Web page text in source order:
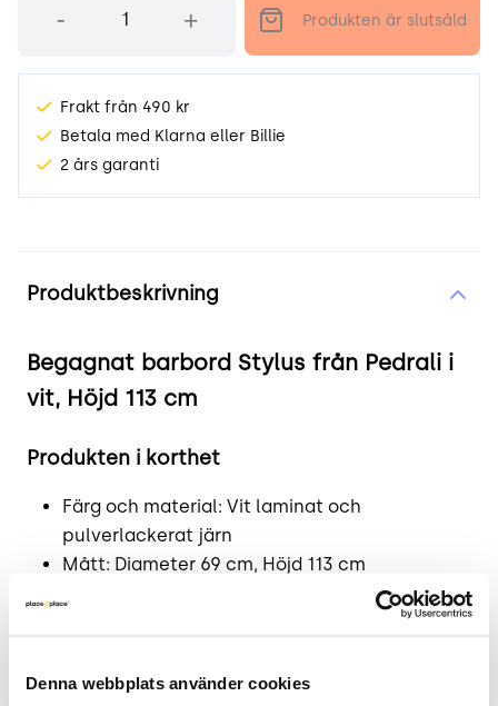
Denna webbplats använder cookies
- + Produkten är slutsåld
Frakt från 490 kr
Betala med Klarna eller Billie
2 års garanti
Produktbeskrivning
Begagnat barbord Stylus från Pedrali i
vit, Höjd 113 cm
Produkten i korthet
Färg och material: Vit laminat och
pulverlackerat järn
Mått: Diameter 69 cm, Höjd 113 cm
Design och funktionalitet